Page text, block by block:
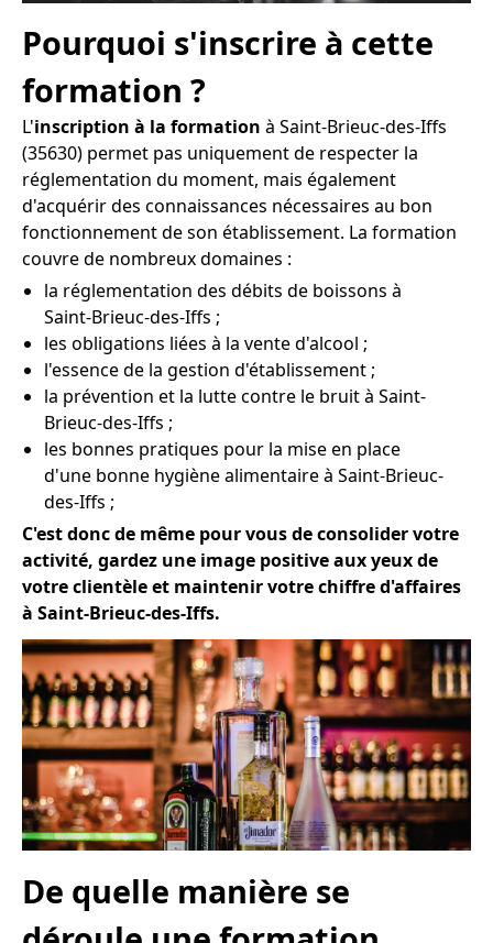
Pourquoi s'inscrire à cette
formation ?
L'inscription à la formation à Saint-Brieuc-des-Iffs
(35630) permet pas uniquement de respecter la
réglementation du moment, mais également
d'acquérir des connaissances nécessaires au bon
fonctionnement de son établissement. La formation
couvre de nombreux domaines :
la réglementation des débits de boissons à
Saint-Brieuc-des-Iffs ;
les obligations liées à la vente d'alcool ;
l'essence de la gestion d'établissement ;
la prévention et la lutte contre le bruit à Saint-
Brieuc-des-Iffs ;
les bonnes pratiques pour la mise en place
d'une bonne hygiène alimentaire à Saint-Brieuc-
des-Iffs ;
C'est donc de même pour vous de consolider votre
activité, gardez une image positive aux yeux de
votre clientèle et maintenir votre chiffre d'affaires
à Saint-Brieuc-des-Iffs.
De quelle manière se